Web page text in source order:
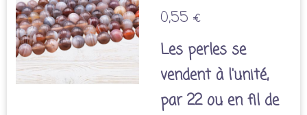
0,55 €
Les perles se
vendent à l'unité,
par 22 ou en fil de